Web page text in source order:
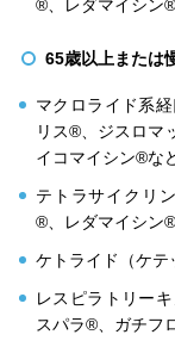
®、レダマイシン®
65歳以上または
マクロライド系
リス®、ジスロマ
イコマイシン®な
テトラサイクリ
®、レダマイシン®
ケトライド（ケテ
レスピラトリー
スパラ®、ガチフ